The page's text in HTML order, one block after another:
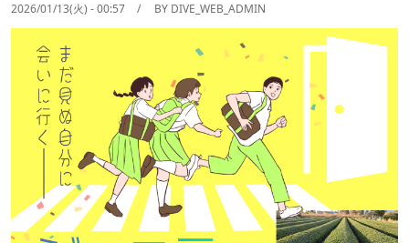
2026/01/13(火) - 00:57 BY DIVE_WEB_ADMIN